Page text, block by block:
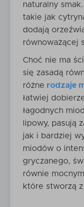
naturalny
takie jak
dodają
równoważącej
Choć nie ma
się zasadą
różne rodzaje
łatwiej
łagodnych
lipowy, pasują
jak i bardziej
miodów o
gryczanego,
równie
które stworzą z